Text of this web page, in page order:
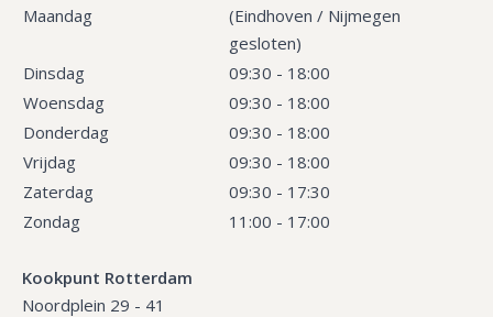
Maandag
(Eindhoven / Nijmegen
gesloten)
Dinsdag
09:30 - 18:00
Woensdag
09:30 - 18:00
Donderdag
09:30 - 18:00
Vrijdag
09:30 - 18:00
Zaterdag
09:30 - 17:30
Zondag
11:00 - 17:00
Kookpunt Rotterdam
Noordplein 29 - 41